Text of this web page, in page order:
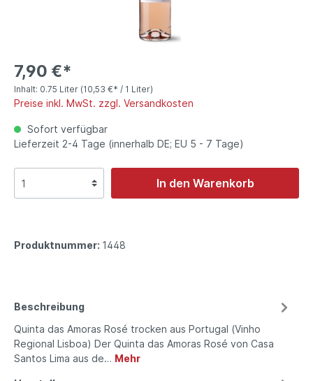
7,90 €*
Inhalt: 0.75 Liter (10,53 €* / 1 Liter)
Preise inkl. MwSt. zzgl. Versandkosten
Sofort verfügbar
Lieferzeit 2-4 Tage (innerhalb DE; EU 5 - 7 Tage)
In den Warenkorb
Produktnummer: 1448
Beschreibung
Quinta das Amoras Rosé trocken aus Portugal (Vinho
Regional Lisboa) Der Quinta das Amoras Rosé von Casa
Santos Lima aus de… Mehr